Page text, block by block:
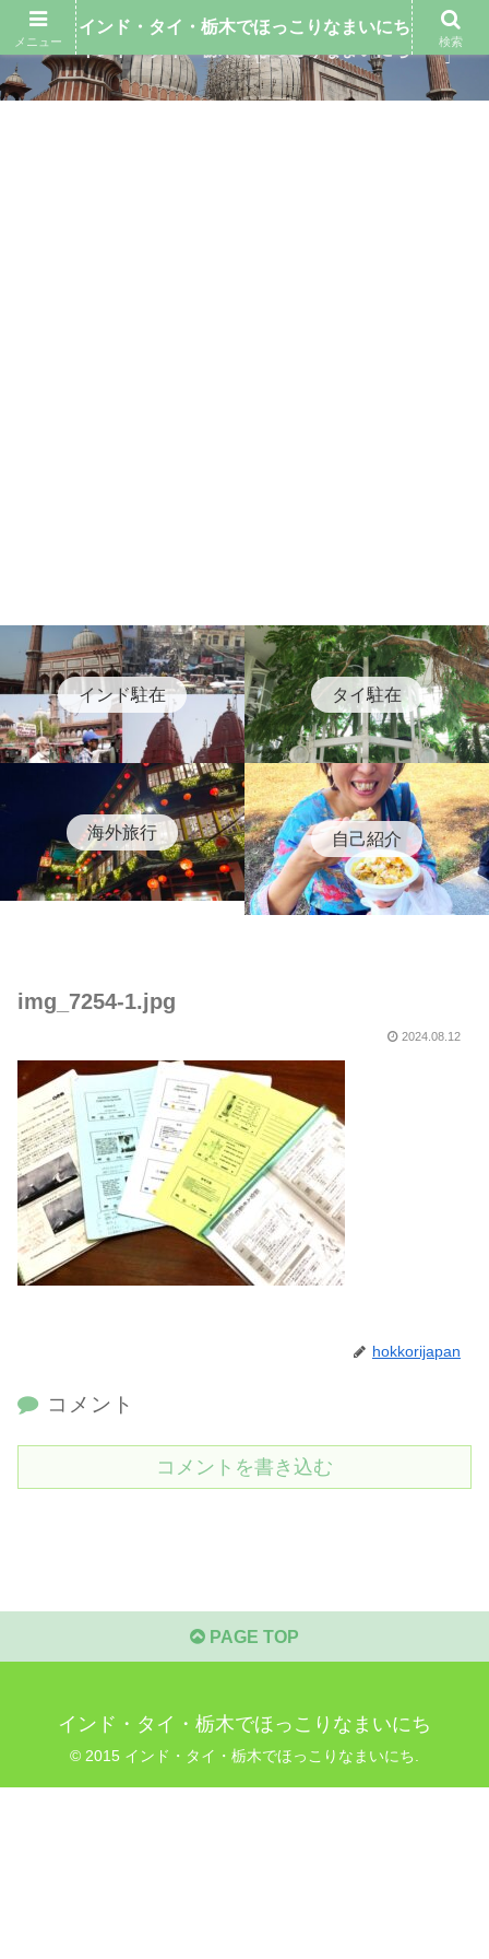
インド駐在 タイ駐在
海外旅行 自己紹介
img_7254-1.jpg
2024.08.12
hokkorijapan
コメント
コメントを書き込む
PAGE TOP
インド・タイ・栃木でほっこりなまいにち
© 2015 インド・タイ・栃木でほっこりなまいにち.
メニュー
インド・タイ・栃木でほっこりなまいにち
検索